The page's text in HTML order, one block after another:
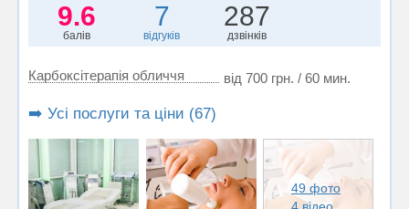
9.6
балів
7
відгуків
287
дзвінків
Карбоксітерапія обличчя від 700 грн. / 60 мин.
➡️ Усі послуги та ціни (67)
49 фото